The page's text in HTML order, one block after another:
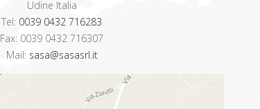
Udine Italia
Tel: 0039 0432 716283
Fax: 0039 0432 716307
Mail: sasa@sasasrl.it